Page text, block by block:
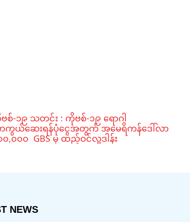
စ်-၁၉ သတင်း : ကိုဗစ်-၁၉ ရောဂါ
ကွယ်ဆေးရန်ပုံငွေအတွက် အမေရိကန်ဒေါ်လာ
၀,၀၀၀ GBS မှ ထည့်ဝင်လှူဒါန်း
NEWS